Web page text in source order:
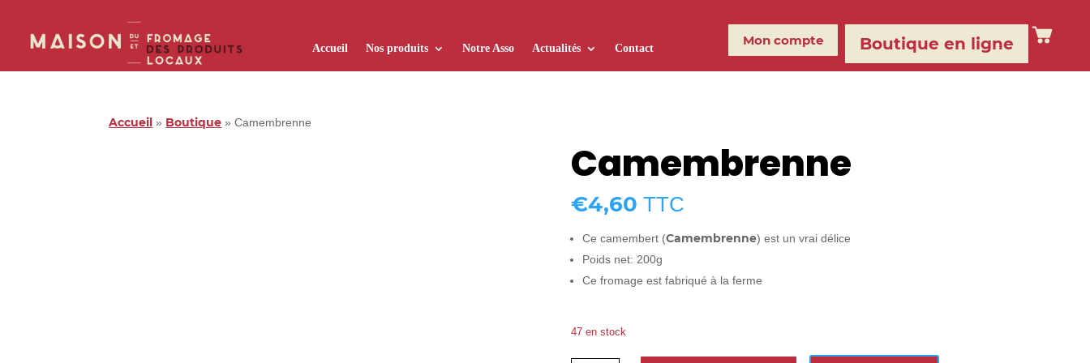
Accueil Nos produits Notre Asso Actualités Contact
Mon compte Boutique en ligne
Accueil » Boutique »Camembrenne
Camembrenne
€4,60 TTC
Ce camembert (Camembrenne) est un vrai délice
Poids net: 200g
Ce fromage est fabriqué à la ferme
47 en stock